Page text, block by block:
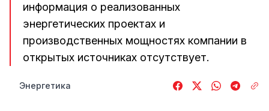
информация о реализованных
энергетических проектах и
производственных мощностях компании в
открытых источниках отсутствует.
Энергетика